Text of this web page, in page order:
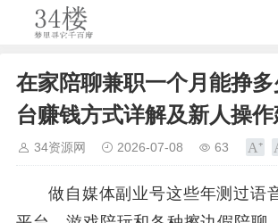
在家陪聊兼职一个月能挣
台赚钱方式详解及新人操
34资源网 2026-07-08 63
做自媒体副业号这些年测过语